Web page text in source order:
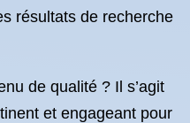
résultats de recherche
de qualité ? Il s’agit
et engageant pour